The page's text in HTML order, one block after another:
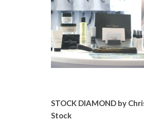
STOCK DIAMOND by
Stock